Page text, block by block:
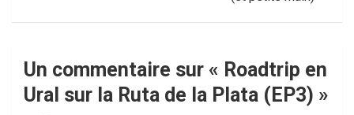
Un commentaire sur « Roadtrip en
Ural sur la Ruta de la Plata (EP3) »